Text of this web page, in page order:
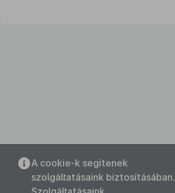
A cookie-k segítenek
szolgáltatásaink biztosításában.